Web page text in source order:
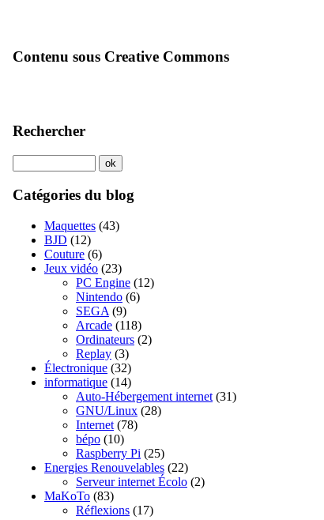
Contenu sous Creative Commons
Rechercher
Catégories du blog
Maquettes (43)
BJD (12)
Couture (6)
Jeux vidéo (23)
PC Engine (12)
Nintendo (6)
SEGA (9)
Arcade (118)
Ordinateurs (2)
Replay (3)
Électronique (32)
informatique (14)
Auto-Hébergement internet (31)
GNU/Linux (28)
Internet (78)
bépo (10)
Raspberry Pi (25)
Energies Renouvelables (22)
Serveur internet Écolo (2)
MaKoTo (83)
Réflexions (17)